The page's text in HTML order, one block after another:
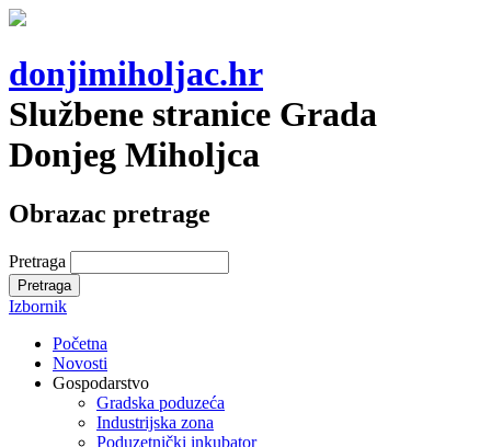
donjimiholjac.hr
Službene stranice Grada
Donjeg Miholjca
Obrazac pretrage
Pretraga
Izbornik
Početna
Novosti
Gospodarstvo
Gradska poduzeća
Industrijska zona
Poduzetnički inkubator